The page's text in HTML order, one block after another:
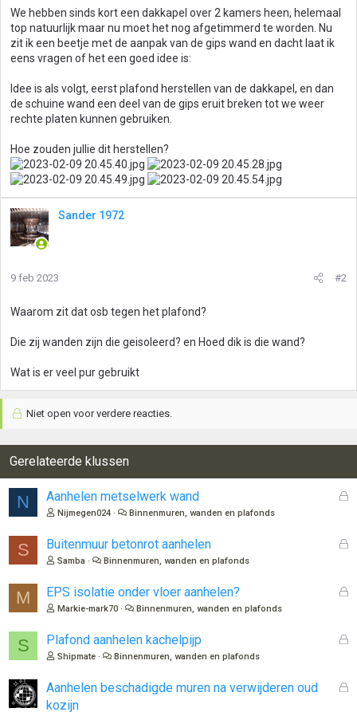
We hebben sinds kort een dakkapel over 2 kamers heen, helemaal
top natuurlijk maar nu moet het nog afgetimmerd te worden. Nu
zit ik een beetje met de aanpak van de gips wand en dacht laat ik
eens vragen of het een goed idee is:
Idee is als volgt, eerst plafond herstellen van de dakkapel, en dan
de schuine wand een deel van de gips eruit breken tot we weer
rechte platen kunnen gebruiken.
Hoe zouden jullie dit herstellen?
Sander 1972
9 feb 2023 #2
Waarom zit dat osb tegen het plafond?
Die zij wanden zijn die geisoleerd? en Hoed dik is die wand?
Wat is er veel pur gebruikt
Niet open voor verdere reacties.
Gerelateerde klussen
N
G
n
Aanhelen metselwerk wand
Nijmegen024 Binnenmuren, wanden en plafonds
S
G
n
Buitenmuur betonrot aanhelen
Samba Binnenmuren, wanden en plafonds
M
G
n
EPS isolatie onder vloer aanhelen?
Markie-mark70 Binnenmuren, wanden en plafonds
S
G
Plafond aanhelen kachelpijp
Shipmate Binnenmuren, wanden en plafonds
G
Aanhelen beschadigde muren na verwijderen oud
kozijn